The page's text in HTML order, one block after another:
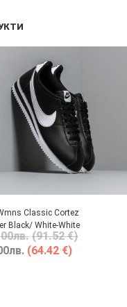
Classic Cortez
Black/ White-White
лв. (91.52 €)
лв. (64.42 €)